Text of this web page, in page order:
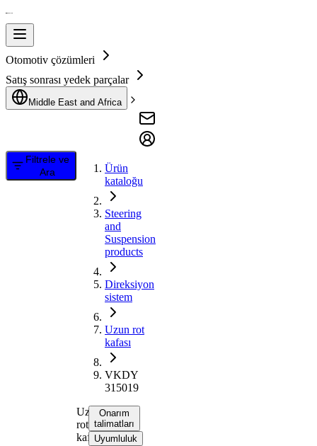
Otomotiv çözümleri
Satış sonrası yedek parçalar
Middle East and Africa
Filtrele ve
Ara
Ürün
kataloğu
Steering
and
Suspension
products
Direksiyon
sistem
Uzun rot
kafası
VKDY
315019
Uzun
rot
kafası
Onarım
talimatları
Uyumluluk